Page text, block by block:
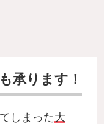
承ります！
しまった大